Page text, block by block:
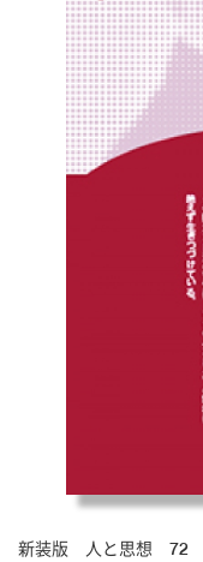
新装版 人と思想 72